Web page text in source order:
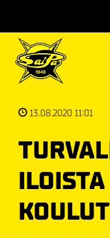
13.08.2020 11:01
ILOISTA